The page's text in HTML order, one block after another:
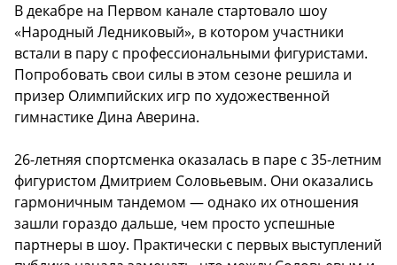
В декабре на Первом канале стартовало шоу
«Народный Ледниковый», в котором участники
встали в пару с профессиональными фигуристами.
Попробовать свои силы в этом сезоне решила и
призер Олимпийских игр по художественной
гимнастике Дина Аверина.
26-летняя спортсменка оказалась в паре с 35-летним
фигуристом Дмитрием Соловьевым. Они оказались
гармоничным тандемом — однако их отношения
зашли гораздо дальше, чем просто успешные
партнеры в шоу. Практически с первых выступлений